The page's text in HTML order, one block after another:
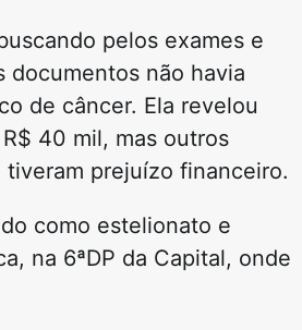
pelos exames e
documentos não havia
de câncer. Ela revelou
40 mil, mas outros
tiveram prejuízo financeiro.
como estelionato e
na 6ªDP da Capital, onde